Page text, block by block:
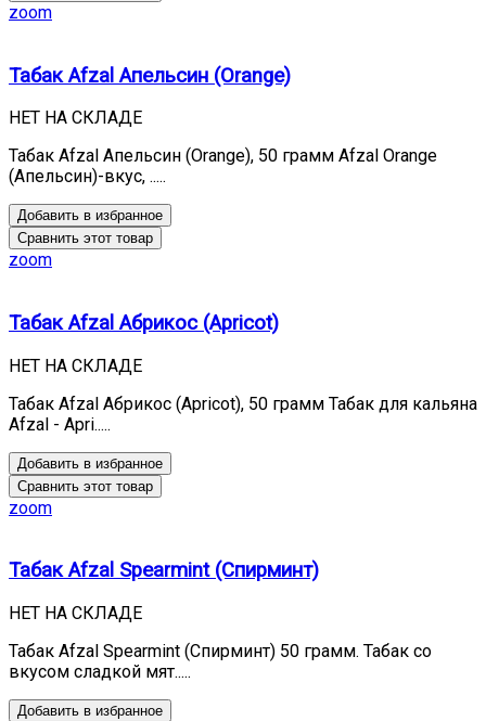
zoom
Табак Afzal Апельсин (Orange)
НЕТ НА СКЛАДЕ
Табак Afzal Апельсин (Orange), 50 грамм Afzal Orange
(Апельсин)-вкус, .....
Добавить в избранное
Сравнить этот товар
zoom
Табак Afzal Абрикос (Apricot)
НЕТ НА СКЛАДЕ
Табак Afzal Абрикос (Apricot), 50 грамм Табак для кальяна
Afzal - Apri.....
Добавить в избранное
Сравнить этот товар
zoom
Табак Afzal Spearmint (Спирминт)
НЕТ НА СКЛАДЕ
Табак Afzal Spearmint (Спирминт) 50 грамм. Табак со
вкусом сладкой мят.....
Добавить в избранное